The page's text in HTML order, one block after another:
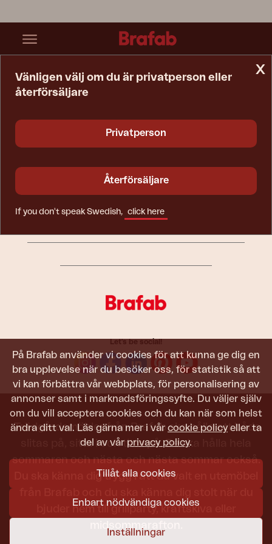
På Brafab använder vi cookies för att kunna ge dig en
bra upplevelse när du besöker oss, för statistik så att
vi kan förbättra vår webbplats, för personalisering av
annonser samt i marknadsföringssyfte. Du väljer själv
om du vill acceptera cookies och du kan när som helst
ändra ditt val. Läs gärna mer i vår cookie policy eller ta
del av vår privacy policy.
Tillåt alla cookies
Enbart nödvändiga cookies
Inställningar
x
Vänligen välj om du är privatperson eller
återförsäljare
Privatperson
Återförsäljare
If you don't speak Swedish, click here
INFORMATION
KONCERNBOLAG
Let's be social!
Trädgårdsmöbler från Brafab ska hålla att både
slitas på, sitta i och titta på. De ska hålla hela
sommaren och nästa och nästa sommar också.
Du ska känna dig trygg i att du valt en utemöbel
bjuder hem till grillparty, kräftskiva eller